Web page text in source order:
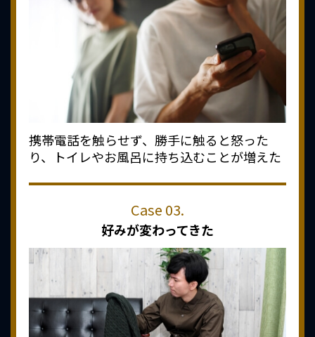
携帯電話を触らせず、勝手に触ると怒った
り、トイレやお風呂に持ち込むことが増えた
好みが変わってきた